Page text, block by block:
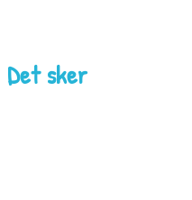
Det sker